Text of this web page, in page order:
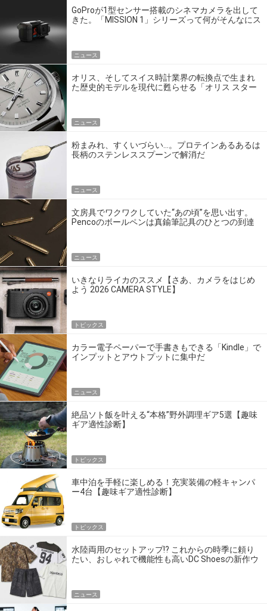
GoProが1型センサー搭載のシネマカメラを出して
きた。「MISSION 1」シリーズって何がそんなにス
ニュース
オリス、そしてスイス時計業界の転換点で生まれ
た歴史的モデルを現代に甦らせる「オリス スター
ニュース
粉まみれ、すくいづらい…。プロテインあるあるは
長柄のステンレススプーンで解消だ
ニュース
文房具でワクワクしていた“あの頃”を思い出す。
Pencoのボールペンは真鍮筆記具のひとつの到達
ニュース
いきなりライカのススメ【さあ、カメラをはじめ
よう 2026 CAMERA STYLE】
トピックス
カラー電子ペーパーで手書きもできる「Kindle」で
インプットとアウトプットに集中だ
ニュース
絶品ソト飯を叶える“本格”野外調理ギア5選【趣味
ギア適性診断】
トピックス
車中泊を手軽に楽しめる！充実装備の軽キャンパ
ー4台【趣味ギア適性診断】
トピックス
水陸両用のセットアップ!? これからの時季に頼り
たい、おしゃれで機能性も高いDC Shoesの新作ウ
ニュース